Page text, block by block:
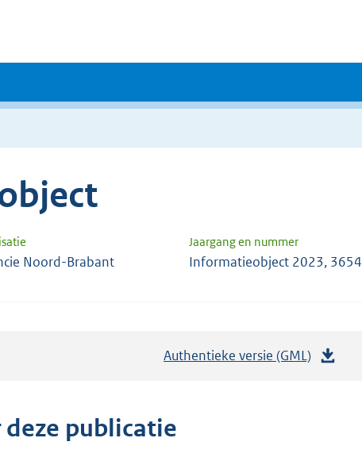
Jaargang en nummer
Noord-Brabant Informatieobject 2023, 3654
Authentieke versie (GML)
publicatie